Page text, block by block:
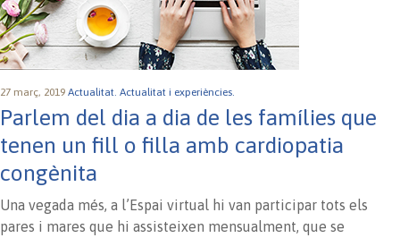
27 març, 2019 Actualitat. Actualitat i experiències.
Parlem del dia a dia de les famílies que
tenen un fill o filla amb cardiopatia
congènita
Una vegada més, a l’Espai virtual hi van participar tots els
pares i mares que hi assisteixen mensualment, que se